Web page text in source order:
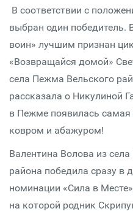
В соответствии с
выбран один победитель.
воин» лучшим признан
«Возвращайся домой»
села Пежма Вельского
рассказала о Никулиной
в Пежме появилась самая
ковром и абажуром!
Валентина Волова из
района победила сразу в
номинации «Сила в
на которой родник